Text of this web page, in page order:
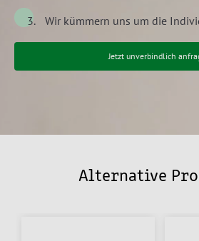
Wir kümmern uns um die
Jetzt unverbindlich
Alternative